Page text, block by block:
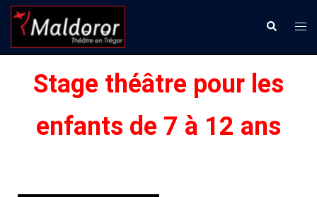
Aller
contenu
Stage théâtre pour les
enfants de 7 à 12 ans